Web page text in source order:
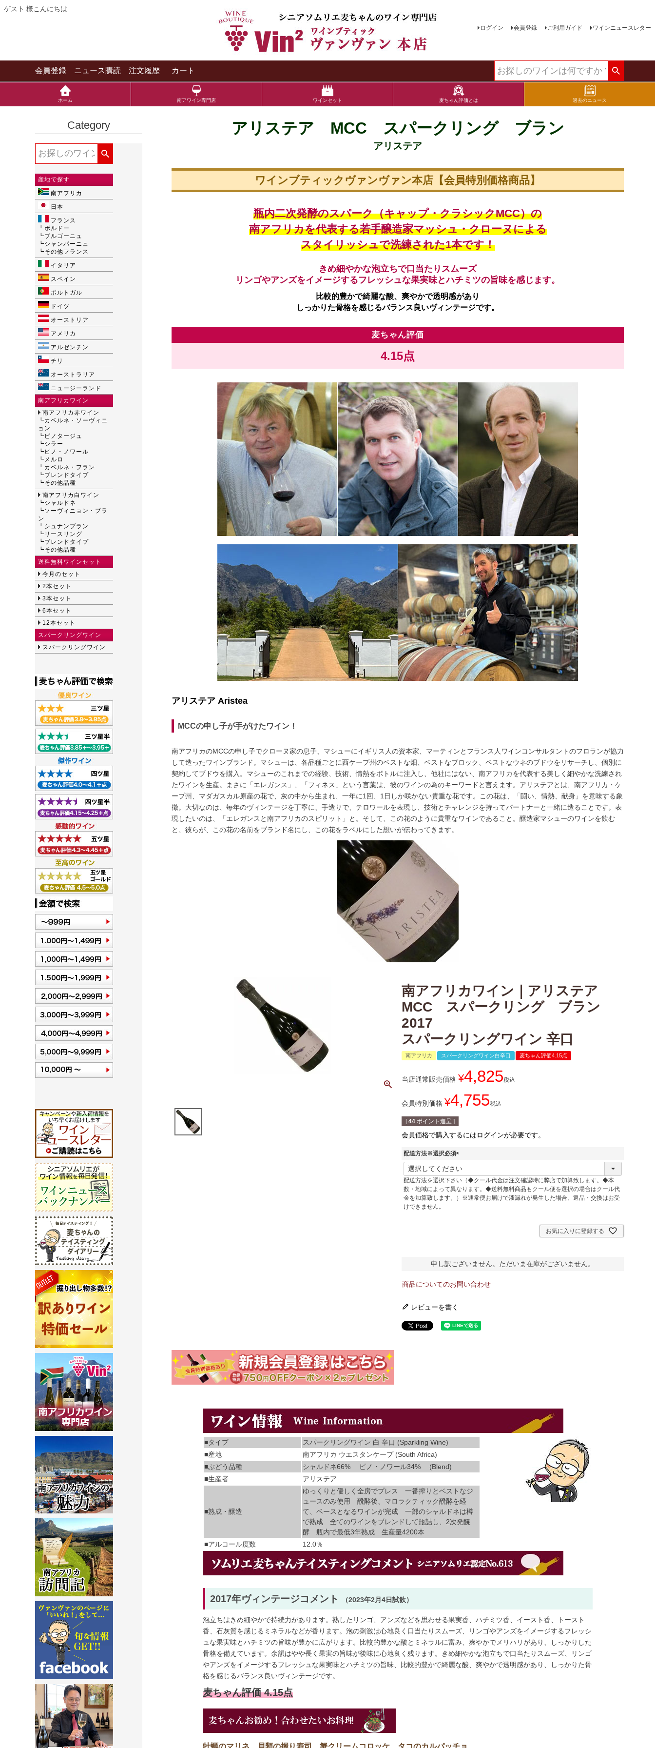
ゲスト 様こんにちは
ログイン 会員登録 ご利用ガイド ワインニュースレター
会員登録 ニュース購読 注文履歴 カート
ホーム 南アワイン専門店 ワインセット 麦ちゃん評価とは 過去のニュース
Category
産地で探す
南アフリカ
日本
フランス
┗ボルドー
┗ブルゴーニュ
┗シャンパーニュ
┗その他フランス
イタリア
スペイン
ポルトガル
ドイツ
オーストリア
アメリカ
アルゼンチン
チリ
オーストラリア
ニュージーランド
南アフリカワイン
南アフリカ赤ワイン
┗カベルネ・ソーヴィニ
ョン
┗ ピノタージュ
┗シラー
┗ ピノ・ノワール
┗ メルロ
┗カベルネ・フラン
┗ブレンドタイプ
┗その他品種
南アフリカ白ワイン
┗シャルドネ
┗ソーヴィニョン・ブラ
ン
┗シュナンブラン
┗ リースリング
┗ブレンドタイプ
┗その他品種
送料無料ワインセット
今月のセット
2本セット
3本セット
6本セット
12本セット
スパークリングワイン
スパークリングワイン
アリステア MCC スパークリング ブラン
アリステア
ワインブティックヴァンヴァン本店【会員特別価格商品】
瓶内二次発酵のスパーク（キャップ・クラシックMCC）の
南アフリカを代表する若手醸造家マッシュ・クローヌによる
スタイリッシュで洗練された1本です！
きめ細やかな泡立ちで口当たりスムーズ
リンゴやアンズをイメージするフレッシュな果実味とハチミツの旨味を感じます。
比較的豊かで綺麗な酸、爽やかで透明感があり
しっかりた骨格を感じるバランス良いヴィンテージです。
麦ちゃん評価
4.15点
アリステア Aristea
MCCの申し子が手がけたワイン！
南アフリカのMCCの申し子でクローヌ家の息子、マシューにイギリス人の資本家、マーティンとフランス人ワインコンサルタントのフロランが協力
して造ったワインブランド。マシューは、各品種ごとに西ケープ州のベストな畑、ベストなブロック、ベストなウネのブドウをリサーチし、個別に
契約してブドウを購入。マシューのこれまでの経験、技術、情熱をボトルに注入し、他社にはない、南アフリカを代表する美しく細やかな洗練され
たワインを生産。まさに「エレガンス」、「フィネス」という言葉は、彼のワインの為のキーワードと言えます。アリステアとは、南アフリカ・ケ
ープ州、マダガスカル原産の花で、灰の中から生まれ、一年に1回、1日しか咲かない貴重な花です。この花は、「闘い、情熱、献身」を意味する象
徴。大切なのは、毎年のヴィンテージを丁寧に、手造りで、テロワールを表現し、技術とチャレンジを持ってパートナーと一緒に造ることです。表
現したいのは、「エレガンスと南アフリカのスピリット」と。そして、この花のように貴重なワインであること。醸造家マシューのワインを飲む
と、彼らが、この花の名前をブランド名にし、この花をラベルにした想いが伝わってきます。
南アフリカワイン｜アリステア
MCC スパークリング ブラン
2017
スパークリングワイン 辛口
南アフリカ スパークリングワイン白辛口 麦ちゃん評価4.15点
当店通常販売価格 ¥4,825税込
会員特別価格 ¥4,755税込
[ 44 ポイント進呈 ]
会員価格で購入するにはログインが必要です。
配送方法※選択必須
(
必
須
)
配送方法を選択下さい（◆クール代金は注文確認時に弊店で加算致します。◆本
数・地域によって異なります。◆送料無料商品もクール便を選択の場合はクール代
金を加算致します。）※通常便お届けで液漏れが発生した場合、返品・交換はお受
けできません。
お気に入りに登録する
申し訳ございません。ただいま在庫がございません。
商品についてのお問い合わせ
レビューを書く
■タイプ
スパークリングワイン 白 辛口 (Sparkling Wine)
■産地
南アフリカ ウエスタンケープ (South Africa)
■ぶどう品種
シャルドネ66% ピノ・ノワール34% (Blend)
■生産者
アリステア
■熟成・醸造
ゆっくりと優しく全房でプレス 一番搾りとベストなジ
ュースのみ使用 醗酵後、マロラクティック醗酵を経
て、ベースとなるワインが完成 一部のシャルドネは樽
で熟成 全てのワインをブレンドして瓶詰し、2次発醗
酵 瓶内で最低3年熟成 生産量4200本
■アルコール度数
12.0％
2017年ヴィンテージコメント （2023年2月4日試飲）
泡立ちはきめ細やかで持続力があります。熟したリンゴ、アンズなどを思わせる果実香、ハチミツ香、イースト香、トースト
香、石灰質を感じるミネラルなどが香ります。泡の刺激は心地良く口当たりスムーズ、リンゴやアンズをイメージするフレッシ
ュな果実味とハチミツの旨味が豊かに広がります。比較的豊かな酸とミネラルに富み、爽やかでメリハリがあり、しっかりした
骨格を備えています。余韻はやや長く果実の旨味が後味に心地良く残ります。きめ細やかな泡立ちで口当たりスムーズ、リンゴ
やアンズをイメージするフレッシュな果実味とハチミツの旨味、比較的豊かで綺麗な酸、爽やかで透明感があり、しっかりた骨
格を感じるバランス良いヴィンテージです。
麦ちゃん評価 4.15点
牡蠣のマリネ、貝類の握り寿司、蟹クリームコロッケ、タコのカルパッチョ